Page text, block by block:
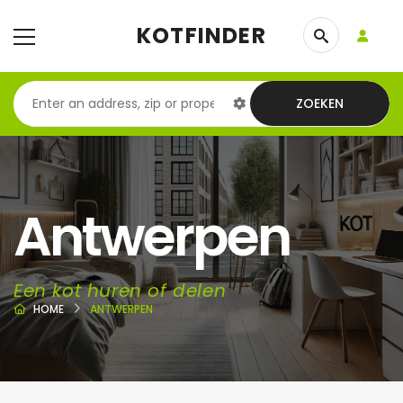
KOTFINDER
ZOEKEN
Antwerpen
Een kot huren of delen
HOME ANTWERPEN